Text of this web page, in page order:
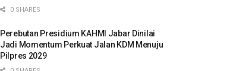
0 SHARES
Perebutan Presidium KAHMI Jabar Dinilai
Jadi Momentum Perkuat Jalan KDM Menuju
Pilpres 2029